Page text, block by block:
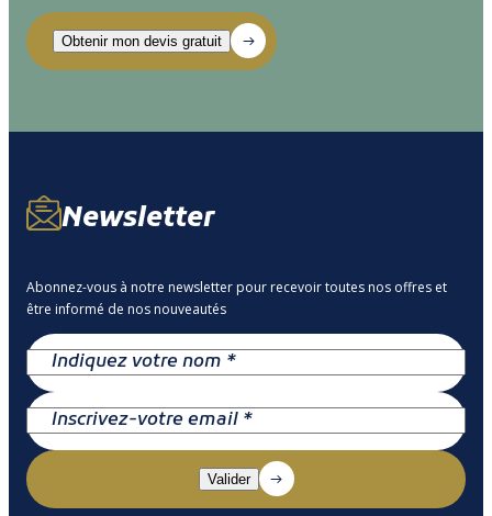
Newsletter
Abonnez-vous à notre newsletter pour recevoir toutes nos offres et
être informé de nos nouveautés